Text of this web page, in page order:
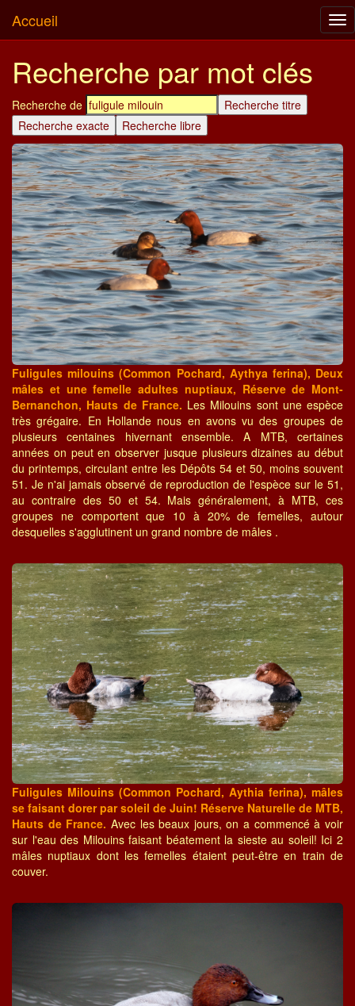
Accueil
Recherche par mot clés
Recherche de
Fuligules milouins (Common Pochard, Aythya ferina), Deux
mâles et une femelle adultes nuptiaux, Réserve de Mont-
Bernanchon, Hauts de France. Les Milouins sont une espèce
très grégaire. En Hollande nous en avons vu des groupes de
plusieurs centaines hivernant ensemble. A MTB, certaines
années on peut en observer jusque plusieurs dizaines au début
du printemps, circulant entre les Dépôts 54 et 50, moins souvent
51. Je n'ai jamais observé de reproduction de l'espèce sur le 51,
au contraire des 50 et 54. Mais généralement, à MTB, ces
groupes ne comportent que 10 à 20% de femelles, autour
desquelles s'agglutinent un grand nombre de mâles .
Fuligules Milouins (Common Pochard, Aythia ferina), mâles
se faisant dorer par soleil de Juin! Réserve Naturelle de MTB,
Hauts de France. Avec les beaux jours, on a commencé à voir
sur l'eau des Milouins faisant béatement la sieste au soleil! Ici 2
mâles nuptiaux dont les femelles étaient peut-être en train de
couver.